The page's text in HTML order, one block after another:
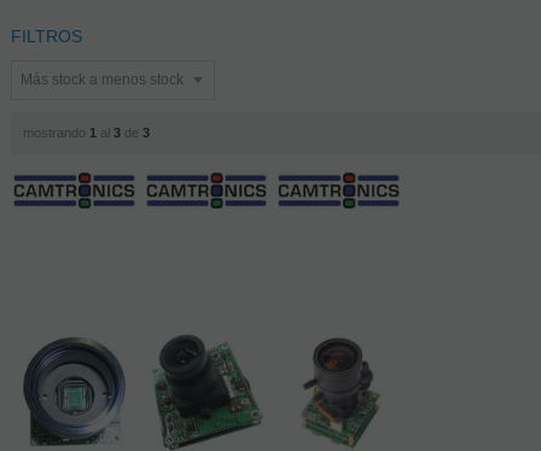
FILTROS
mostrando 1 al 3de 3